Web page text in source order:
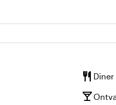
restaurant Diner
local_bar